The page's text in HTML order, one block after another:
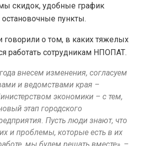
скидок, удобные график
пункты.
говорили о том, в каких тяжелых
работать сотрудникам НПОПАТ.
внесем изменения, согласуем
и ведомствами края –
экономики – с тем,
этап городского
Пусть люди знают, что
и проблемы, которые есть в их
мы будем решать вместе», –